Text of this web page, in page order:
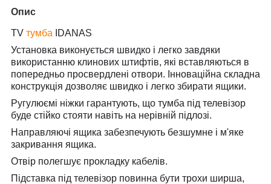
Опис
TV тумба IDANAS
Установка виконується швидко і легко завдяки
використанню клинових штифтів, які вставляються в
попередньо просвердлені отвори. Інноваційна складна
конструкція дозволяє швидко і легко збирати ящики.
Ругулюємі ніжки гарантують, що тумба під телевізор
буде стійко стояти навіть на нерівній підлозі.
Направляючі ящика забезпечують безшумне і м'яке
закривання ящика.
Отвір полегшує прокладку кабелів.
Підставка під телевізор повинна бути трохи ширша,